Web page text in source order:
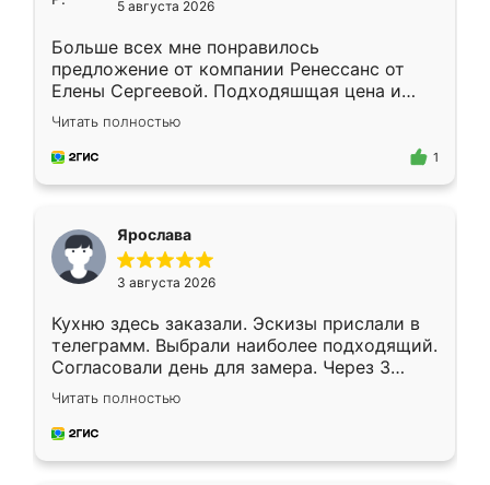
5 августа 2026
Больше всех мне понравилось
предложение от компании Ренессанс от
Елены Сергеевой. Подходяшщая цена и
короткие сроки изготовления. Приехавший
для замера сотрудник Владислав
предложил по моему эскизу самый
Читать полностью
1
Ярослава
3 августа 2026
Кухню здесь заказали. Эскизы прислали в
телеграмм. Выбрали наиболее подходящий.
Согласовали день для замера. Через 3
недели кухня была уже готова. Остались
довольны работой. Спасибо Ренессанс
мебель за качественную работу!
Читать полностью